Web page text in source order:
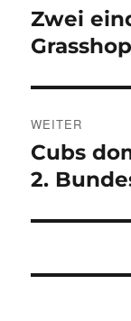
Vorheriger
Beitrag:
Zwei
WEITER
Nächster
Beitrag:
Cubs
2.